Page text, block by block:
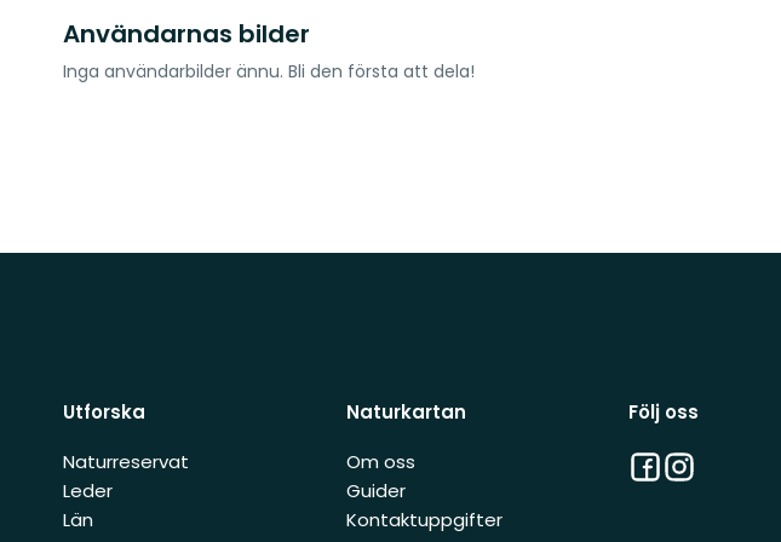
Användarnas bilder
Inga användarbilder ännu. Bli den första att dela!
Utforska
Naturreservat
Leder
Län
Naturkartan
Om oss
Guider
Kontaktuppgifter
Följ oss
Facebook
Instagram